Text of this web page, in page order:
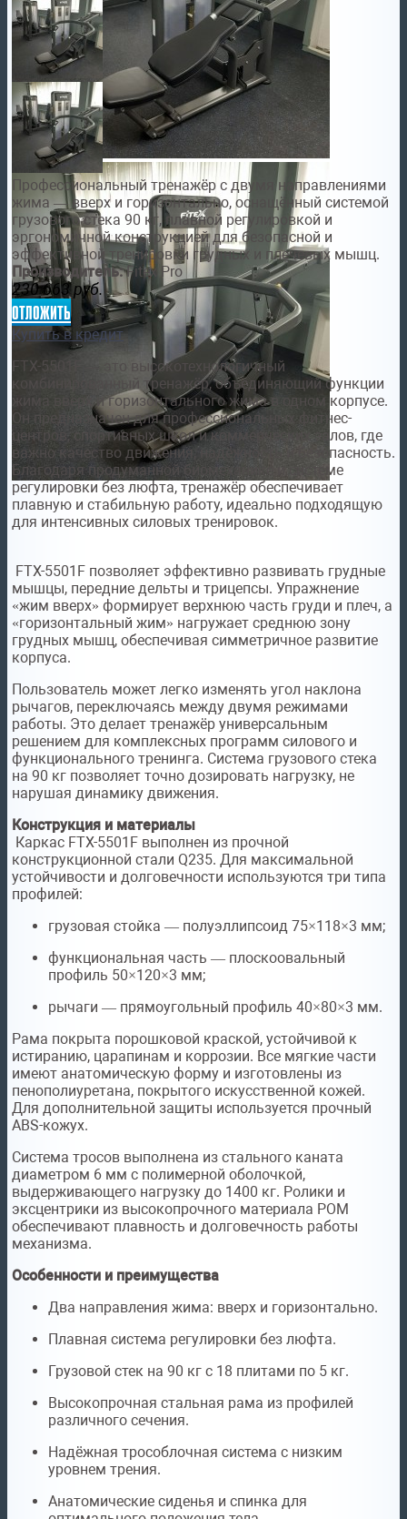
Профессиональный тренажёр с двумя направлениями
жима — вверх и горизонтально, оснащённый системой
грузового стека 90 кг, плавной регулировкой и
эргономичной конструкцией для безопасной и
эффективной тренировки грудных и плечевых мышц.
Производитель:Fitex Pro
230 663 руб.
отложить
Купить в кредит
FTX-5501F — это высокотехнологичный
комбинированный тренажёр, объединяющий функции
жима вверх и горизонтального жима в одном корпусе.
Он предназначен для профессиональных фитнес-
центров, спортивных школ и коммерческих залов, где
важно качество движения, надёжность и безопасность.
Благодаря продуманной биомеханике и системе
регулировки без люфта, тренажёр обеспечивает
плавную и стабильную работу, идеально подходящую
для интенсивных силовых тренировок.
FTX-5501F позволяет эффективно развивать грудные
мышцы, передние дельты и трицепсы. Упражнение
«жим вверх» формирует верхнюю часть груди и плеч, а
«горизонтальный жим» нагружает среднюю зону
грудных мышц, обеспечивая симметричное развитие
корпуса.
Пользователь может легко изменять угол наклона
рычагов, переключаясь между двумя режимами
работы. Это делает тренажёр универсальным
решением для комплексных программ силового и
функционального тренинга. Система грузового стека
на 90 кг позволяет точно дозировать нагрузку, не
нарушая динамику движения.
Конструкция и материалы
Каркас FTX-5501F выполнен из прочной
конструкционной стали Q235. Для максимальной
устойчивости и долговечности используются три типа
профилей:
грузовая стойка — полуэллипсоид 75×118×3 мм;
функциональная часть — плоскоовальный
профиль 50×120×3 мм;
рычаги — прямоугольный профиль 40×80×3 мм.
Рама покрыта порошковой краской, устойчивой к
истиранию, царапинам и коррозии. Все мягкие части
имеют анатомическую форму и изготовлены из
пенополиуретана, покрытого искусственной кожей.
Для дополнительной защиты используется прочный
ABS-кожух.
Система тросов выполнена из стального каната
диаметром 6 мм с полимерной оболочкой,
выдерживающего нагрузку до 1400 кг. Ролики и
эксцентрики из высокопрочного материала POM
обеспечивают плавность и долговечность работы
механизма.
Особенности и преимущества
Два направления жима: вверх и горизонтально.
Плавная система регулировки без люфта.
Грузовой стек на 90 кг с 18 плитами по 5 кг.
Высокопрочная стальная рама из профилей
различного сечения.
Надёжная трособлочная система с низким
уровнем трения.
Анатомические сиденья и спинка для